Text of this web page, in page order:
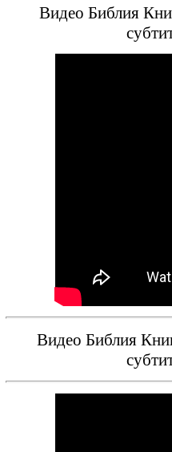
Видео Библия
Видео Библия